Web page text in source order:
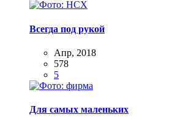
Всегда под рукой
Апр, 2018
578
5
Для самых маленьких